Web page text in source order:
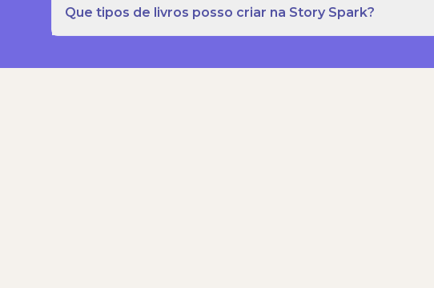
Que tipos de livros posso criar na Story Spark?